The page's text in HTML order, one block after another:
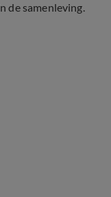
de samenleving.